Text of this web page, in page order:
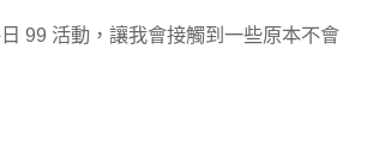
99 活動，讓我會接觸到一些原本不會